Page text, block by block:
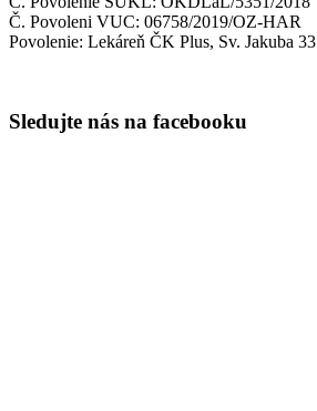
Č. Povoleni VUC: 06758/2019/OZ-HAR
Povolenie: Lekáreň ČK Plus, Sv. Jakuba 33
Sledujte nás na facebooku